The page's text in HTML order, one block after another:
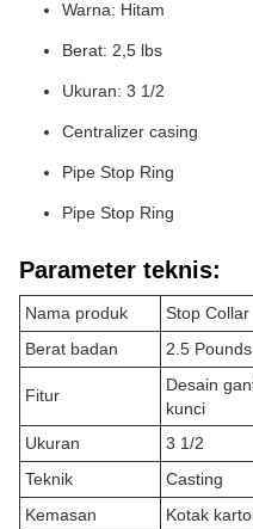
Warna: Hitam
Berat: 2,5 lbs
Ukuran: 3 1/2
Centralizer casing
Pipe Stop Ring
Pipe Stop Ring
Parameter teknis:
Nama produk
Stop Collar
Berat badan
2.5 Pounds
Fitur
Desain
kunci
Ukuran
3 1/2
Teknik
Casting
Kemasan
Kotak